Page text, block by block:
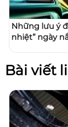
Những lưu ý
nhiệt” ngày
Bài viết